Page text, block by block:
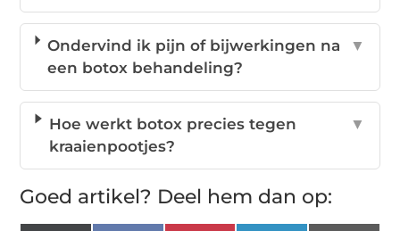
Ondervind ik pijn of bijwerkingen na
een botox behandeling?
▼
Hoe werkt botox precies tegen
kraaienpootjes?
▼
Goed artikel? Deel hem dan op: